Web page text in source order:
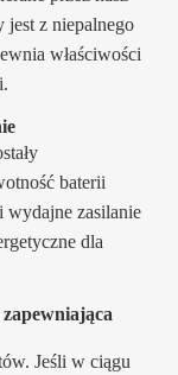
jest z niepalnego
właściwości
baterii
wydajne zasilanie
dla
Jeśli w ciągu